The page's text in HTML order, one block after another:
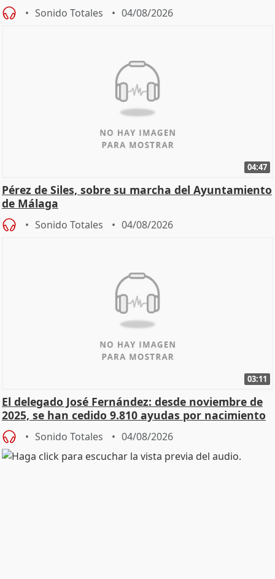
Sonido Totales 04/08/2026
04:47
Pérez de Siles, sobre su marcha del Ayuntamiento
de Málaga
Sonido Totales 04/08/2026
03:11
El delegado José Fernández: desde noviembre de
2025, se han cedido 9.810 ayudas por nacimiento
Sonido Totales 04/08/2026